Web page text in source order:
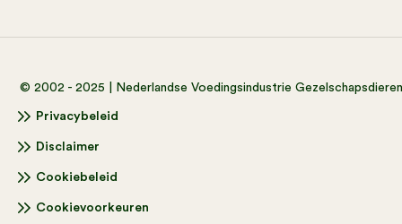
© 2002 - 2025 | Nederlandse Voedingsindustrie
Privacybeleid
Disclaimer
Cookiebeleid
Cookievoorkeuren